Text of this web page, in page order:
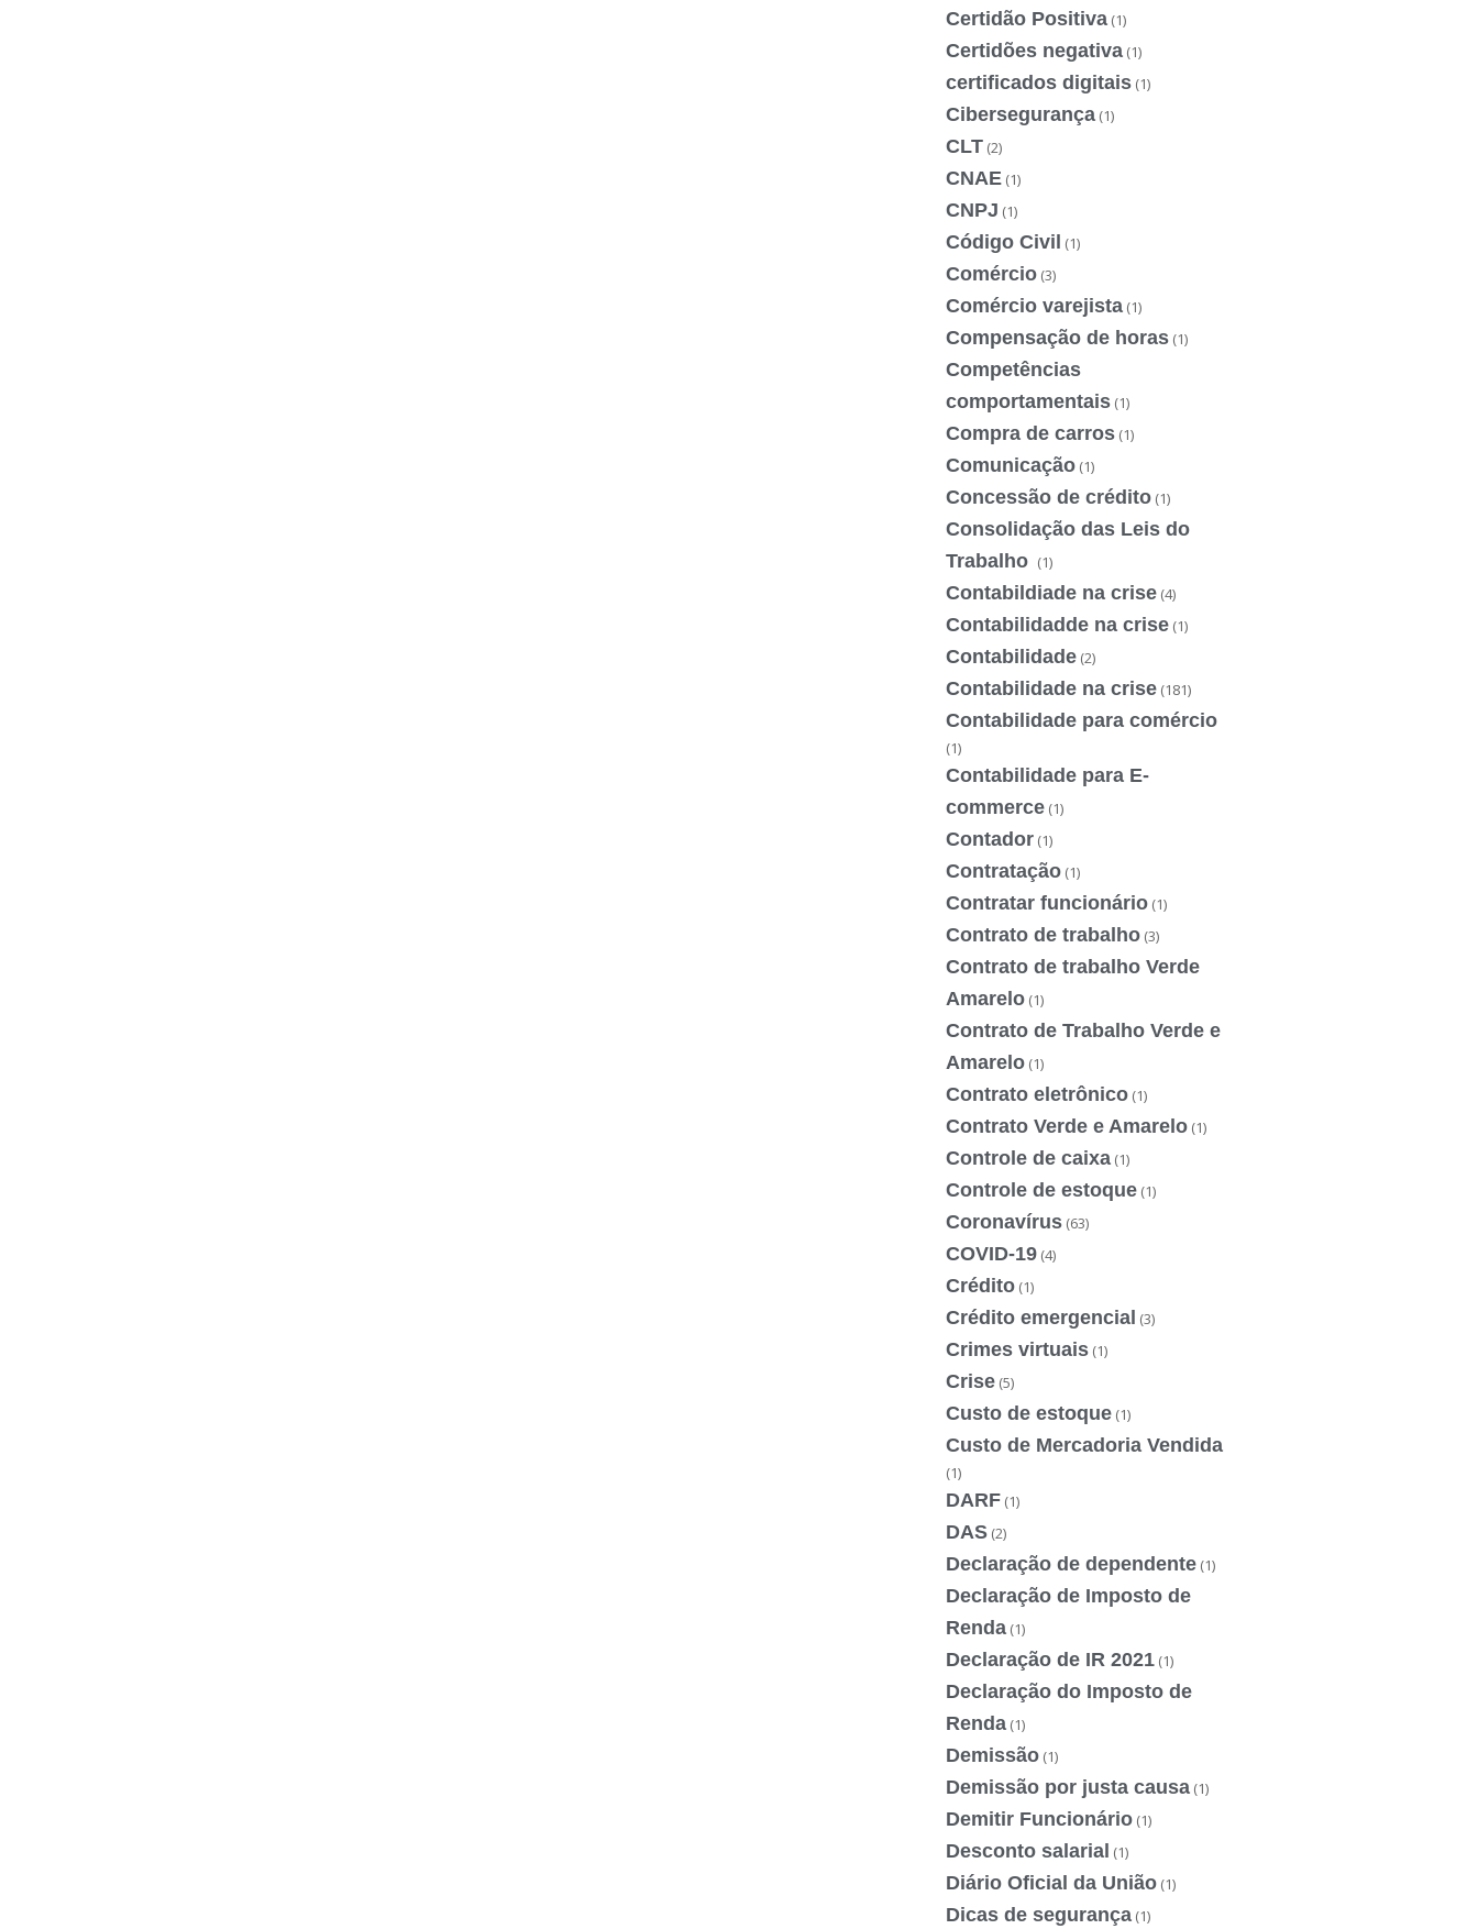
Certidão Positiva (1)
Certidões negativa (1)
certificados digitais (1)
Cibersegurança (1)
CLT (2)
CNAE (1)
CNPJ (1)
Código Civil (1)
Comércio (3)
Comércio varejista (1)
Compensação de horas (1)
Competências
comportamentais (1)
Compra de carros (1)
Comunicação (1)
Concessão de crédito (1)
Consolidação das Leis do
Trabalho (1)
Contabildiade na crise (4)
Contabilidadde na crise (1)
Contabilidade (2)
Contabilidade na crise (181)
Contabilidade para comércio
(1)
Contabilidade para E-
commerce (1)
Contador (1)
Contratação (1)
Contratar funcionário (1)
Contrato de trabalho (3)
Contrato de trabalho Verde
Amarelo (1)
Contrato de Trabalho Verde e
Amarelo (1)
Contrato eletrônico (1)
Contrato Verde e Amarelo (1)
Controle de caixa (1)
Controle de estoque (1)
Coronavírus (63)
COVID-19 (4)
Crédito (1)
Crédito emergencial (3)
Crimes virtuais (1)
Crise (5)
Custo de estoque (1)
Custo de Mercadoria Vendida
(1)
DARF (1)
DAS (2)
Declaração de dependente (1)
Declaração de Imposto de
Renda (1)
Declaração de IR 2021 (1)
Declaração do Imposto de
Renda (1)
Demissão (1)
Demissão por justa causa (1)
Demitir Funcionário (1)
Desconto salarial (1)
Diário Oficial da União (1)
Dicas de segurança (1)